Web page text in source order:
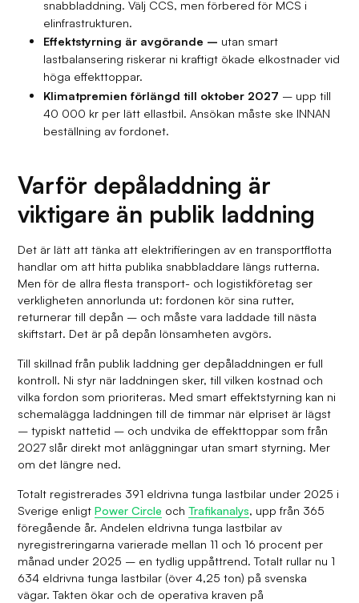
snabbladdning. Välj CCS, men förbered för MCS i
elinfrastrukturen.
Effektstyrning är avgörande – utan smart
lastbalansering riskerar ni kraftigt ökade elkostnader vid
höga effekttoppar.
Klimatpremien förlängd till oktober 2027 – upp till
40 000 kr per lätt ellastbil. Ansökan måste ske INNAN
beställning av fordonet.
Varför depåladdning är
viktigare än publik laddning
Det är lätt att tänka att elektrifieringen av en transportflotta
handlar om att hitta publika snabbladdare längs rutterna.
Men för de allra flesta transport- och logistikföretag ser
verkligheten annorlunda ut: fordonen kör sina rutter,
returnerar till depån – och måste vara laddade till nästa
skiftstart. Det är på depån lönsamheten avgörs.
Till skillnad från publik laddning ger depåladdningen er full
kontroll. Ni styr när laddningen sker, till vilken kostnad och
vilka fordon som prioriteras. Med smart effektstyrning kan ni
schemalägga laddningen till de timmar när elpriset är lägst
– typiskt nattetid – och undvika de effekttoppar som från
2027 slår direkt mot anläggningar utan smart styrning. Mer
om det längre ned.
Totalt registrerades 391 eldrivna tunga lastbilar under 2025 i
Sverige enligtPower Circle ochTrafikanalys, upp från 365
föregående år. Andelen eldrivna tunga lastbilar av
nyregistreringarna varierade mellan 11 och 16 procent per
månad under 2025 – en tydlig uppåttrend. Totalt rullar nu 1
634 eldrivna tunga lastbilar (över 4,25 ton) på svenska
vägar. Takten ökar och de operativa kraven på